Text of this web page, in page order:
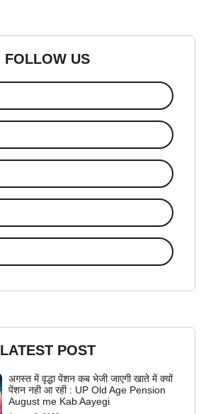
FOLLOW US
LATEST POST
अगस्त में वृद्धा पेंशन कब भेजी जाएगी खाते में क्यों
पेंशन नही आ रही : UP Old Age Pension
August me Kab Aayegi